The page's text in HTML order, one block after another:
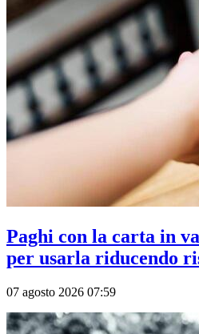
Paghi con la carta in
per usarla riducendo
07 agosto 2026 07:59